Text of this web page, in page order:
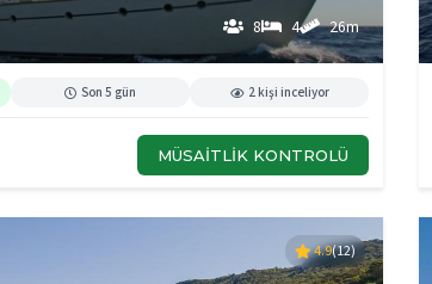
8 4 26m
Son 5 gün 2 kişi inceliyor
MÜSAITLIK KONTROLÜ
4.9(12)